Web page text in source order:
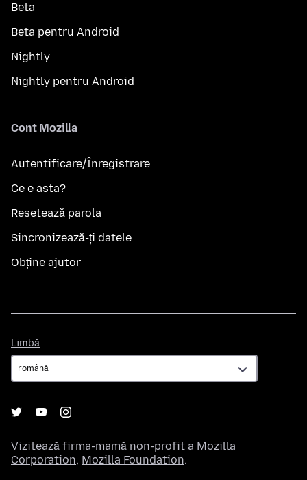
Beta
Beta pentru Android
Nightly
Nightly pentru Android
Cont Mozilla
Autentificare/Înregistrare
Ce e asta?
Resetează parola
Sincronizează-ți datele
Obține ajutor
Limbă
Vizitează firma-mamă non-profit a Mozilla
Corporation, Mozilla Foundation.